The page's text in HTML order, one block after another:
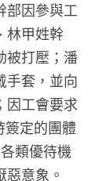
部因參與工
林甲姓幹
被打壓；潘
手套，並向
因工會要求
簽定的團體
類優待機
意象。